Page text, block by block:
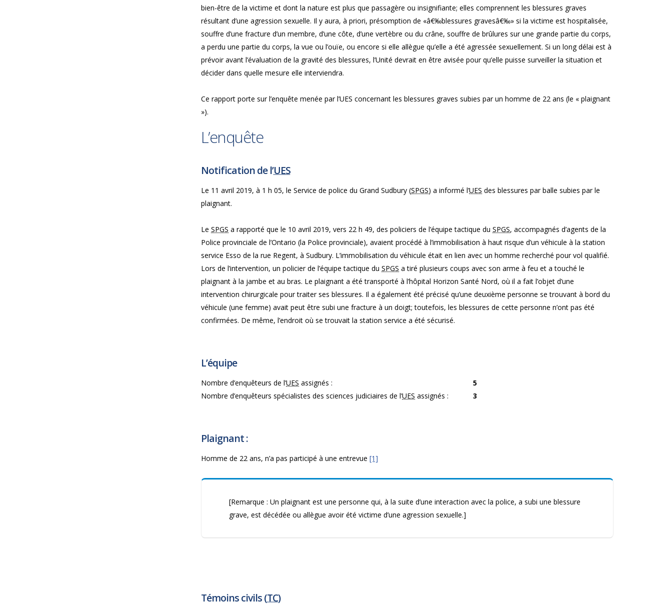
bien-être de la victime et dont la nature est plus que passagère ou insignifiante; elles comprennent les blessures graves
résultant d’une agression sexuelle. Il y aura, à priori, présomption de «â€‰blessures gravesâ€‰» si la victime est hospitalisée,
souffre d’une fracture d’un membre, d’une côte, d’une vertèbre ou du crâne, souffre de brûlures sur une grande partie du corps,
a perdu une partie du corps, la vue ou l’ouïe, ou encore si elle allègue qu’elle a été agressée sexuellement. Si un long délai est à
prévoir avant l’évaluation de la gravité des blessures, l’Unité devrait en être avisée pour qu’elle puisse surveiller la situation et
décider dans quelle mesure elle interviendra.
Ce rapport porte sur l’enquête menée par l’UES concernant les blessures graves subies par un homme de 22 ans (le « plaignant
»).
L’enquête
Notification de l’UES
Le 11 avril 2019, à 1 h 05, le Service de police du Grand Sudbury (SPGS) a informé l’UES des blessures par balle subies par le
plaignant.
Le SPGS a rapporté que le 10 avril 2019, vers 22 h 49, des policiers de l’équipe tactique du SPGS, accompagnés d’agents de la
Police provinciale de l’Ontario (la Police provinciale), avaient procédé à l’immobilisation à haut risque d’un véhicule à la station
service Esso de la rue Regent, à Sudbury. L’immobilisation du véhicule était en lien avec un homme recherché pour vol qualifié.
Lors de l’intervention, un policier de l’équipe tactique du SPGS a tiré plusieurs coups avec son arme à feu et a touché le
plaignant à la jambe et au bras. Le plaignant a été transporté à l’hôpital Horizon Santé Nord, où il a fait l’objet d’une
intervention chirurgicale pour traiter ses blessures. Il a également été précisé qu’une deuxième personne se trouvant à bord du
véhicule (une femme) avait peut être subi une fracture à un doigt; toutefois, les blessures de cette personne n’ont pas été
confirmées. De même, l’endroit où se trouvait la station service a été sécurisé.
L’équipe
Nombre d’enquêteurs de l’UES assignés :
5
Nombre d’enquêteurs spécialistes des sciences judiciaires de l’UES assignés : 3
Plaignant :
Homme de 22 ans, n’a pas participé à une entrevue [1]
[Remarque : Un plaignant est une personne qui, à la suite d’une interaction avec la police, a subi une blessure
grave, est décédée ou allègue avoir été victime d’une agression sexuelle.]
Témoins civils (TC)